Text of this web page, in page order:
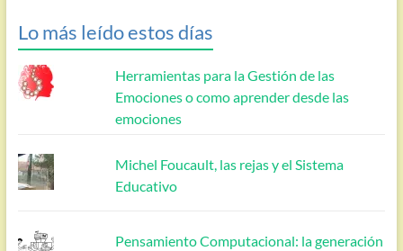
Lo más leído estos días
Herramientas para la Gestión de las
Emociones o como aprender desde las
emociones
Michel Foucault, las rejas y el Sistema
Educativo
Pensamiento Computacional: la generación